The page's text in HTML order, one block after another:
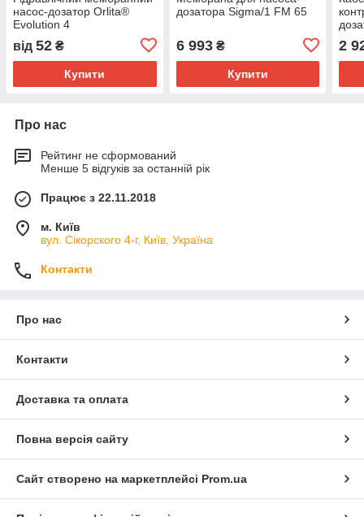
насос-дозатор Orlita®
Evolution 4
від 52 ₴
Купити
дозатора Sigma/1 FM 65
6 993₴
Купити
2
Про нас
Рейтинг не сформований
Менше 5 відгуків за останній рік
Працює з 22.11.2018
м. Київ
вул. Сікорского 4-г, Київ, Україна
Контакти
Про нас
Контакти
Доставка та оплата
Повна версія сайту
Сайт створено на маркетплейсі Prom.ua